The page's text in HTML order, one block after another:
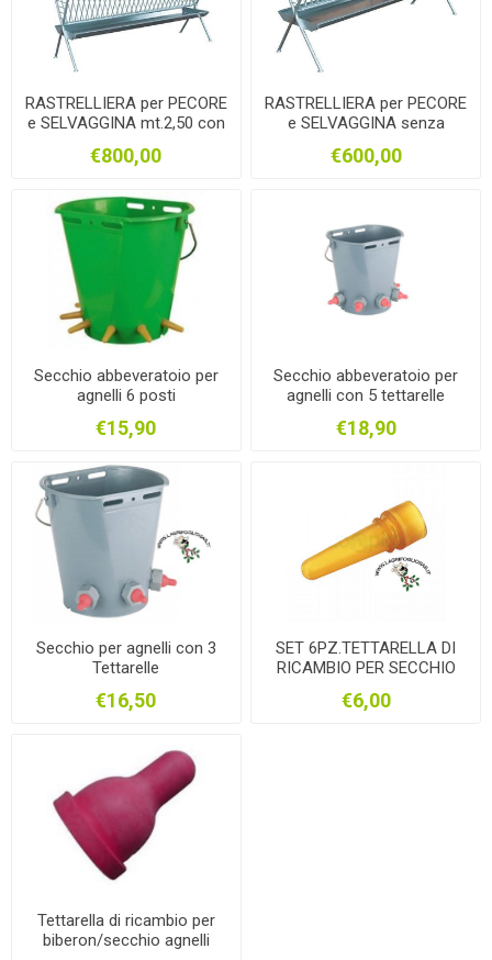
RASTRELLIERA per PECORE
e SELVAGGINA mt.2,50 con
€800,00
RASTRELLIERA per PECORE
e SELVAGGINA senza
€600,00
Secchio abbeveratoio per
agnelli 6 posti
€15,90
Secchio abbeveratoio per
agnelli con 5 tettarelle
€18,90
Secchio per agnelli con 3
Tettarelle
€16,50
SET 6PZ.TETTARELLA DI
RICAMBIO PER SECCHIO
€6,00
Tettarella di ricambio per
biberon/secchio agnelli